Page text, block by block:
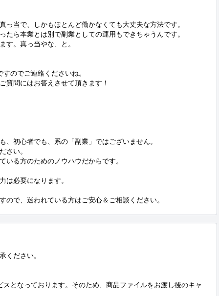
っ当で、しかもほとんど働かなくても大丈夫な方法です。
たら本業とは別で副業としての運用もできちゃうんです。
す。真っ当やな、と。
のでご連絡くださいね。
質問にはお答えさせて頂きます！
、初心者でも、系の「副業」ではございません。
さい。
いる方のためのノウハウだからです。
は必要になります。
ので、迷われている方はご安心＆ご相談ください。
ください。
となっております。そのため、商品ファイルをお渡し後のキャ